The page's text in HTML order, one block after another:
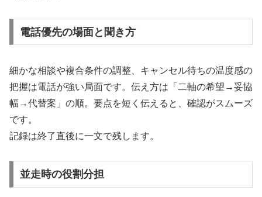
電話優先の場面と聞き方
細かな相談や複合条件の調整、キャンセル待ちの温度感の
把握は電話が強い局面です。伝え方は「二軸の希望→妥協
幅→代替案」の順。要点を短く伝えると、確認がスムーズ
です。
記録は終了直後に一文で残します。
並走時の役割分担